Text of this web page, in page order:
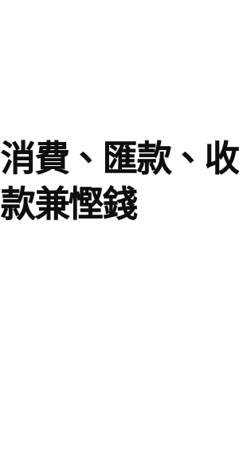
消費、匯款、收
款兼慳錢